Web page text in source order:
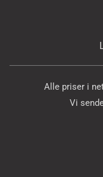
Alle priser i
Vi